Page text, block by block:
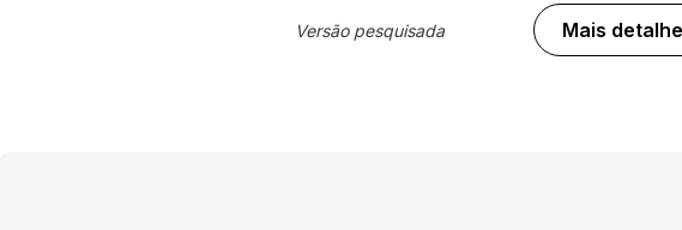
Versão pesquisada Mais